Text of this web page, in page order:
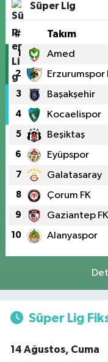
Süper Lig
# Takım
1 Amed
2 Erzurumspor
3 Başakşehir
4 Kocaelispor
5 Beşiktaş
6 Eyüpspor
7 Galatasaray
8 Çorum FK
9 Gaziantep FK
10 Alanyaspor
Süper Lig
14 Ağustos, Cuma